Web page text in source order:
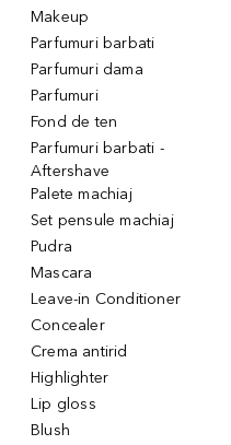
Makeup
Parfumuri barbati
Parfumuri dama
Parfumuri
Fond de ten
Parfumuri barbati -
Aftershave
Palete machiaj
Set pensule machiaj
Pudra
Mascara
Leave-in Conditioner
Concealer
Crema antirid
Highlighter
Lip gloss
Blush